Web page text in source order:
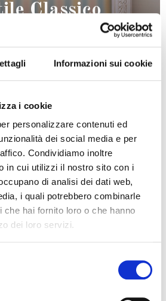
Informazioni sui cookie
i cookie
personalizzare contenuti ed
dei social media e per
Condividiamo inoltre
in cui utilizzi il nostro sito con i
di analisi dei dati web,
i quali potrebbero combinarle
che hai fornito loro o che hanno
dei loro servizi.
Classico
tempo con i nostri prodotti dallo stile